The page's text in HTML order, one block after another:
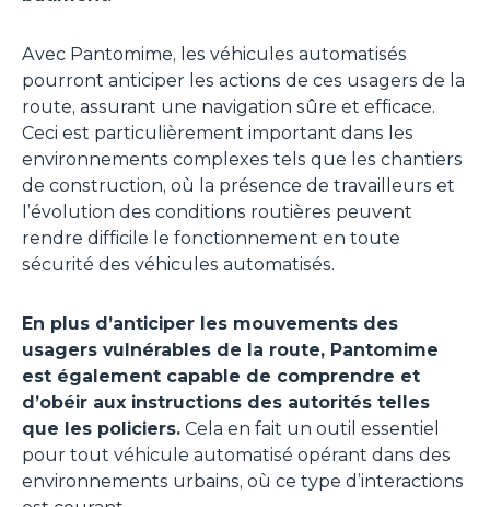
Avec Pantomime, les véhicules automatisés
pourront anticiper les actions de ces usagers de la
route, assurant une navigation sûre et efficace.
Ceci est particulièrement important dans les
environnements complexes tels que les chantiers
de construction, où la présence de travailleurs et
l’évolution des conditions routières peuvent
rendre difficile le fonctionnement en toute
sécurité des véhicules automatisés.
En plus d’anticiper les mouvements des
usagers vulnérables de la route, Pantomime
est également capable de comprendre et
d’obéir aux instructions des autorités telles
que les policiers. Cela en fait un outil essentiel
pour tout véhicule automatisé opérant dans des
environnements urbains, où ce type d’interactions